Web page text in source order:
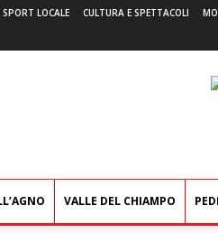
SPORT LOCALE CULTURA E SPETTACOLI
VALLE DEL CHIAMPO